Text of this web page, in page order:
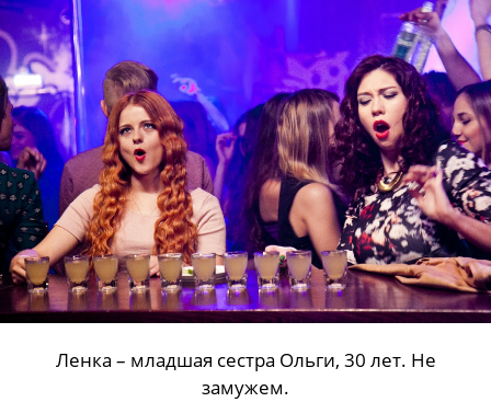
Андрюха – парень Ани, 19 лет, подставной
генеральный директор нескольких фирм.